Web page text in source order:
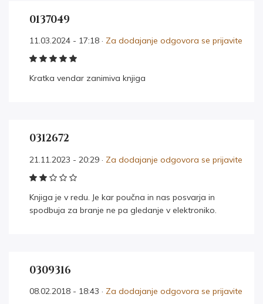
0137049
11.03.2024 - 17:18 · Za dodajanje odgovora se prijavite
Kratka vendar zanimiva knjiga
0312672
21.11.2023 - 20:29 · Za dodajanje odgovora se prijavite
Knjiga je v redu. Je kar poučna in nas posvarja in
spodbuja za branje ne pa gledanje v elektroniko.
0309316
08.02.2018 - 18:43 · Za dodajanje odgovora se prijavite